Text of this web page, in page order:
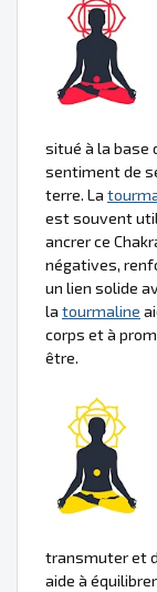
situé à la base
sentiment de
terre. La
est souvent
ancrer ce
négatives,
un lien solide
la tourmaline
corps et à
être.
transmuter et
aide à